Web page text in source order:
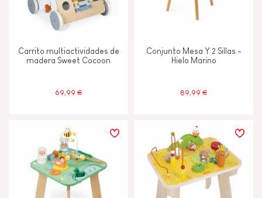
Carrito multiactividades de
madera Sweet Cocoon
69,99 €
Conjunto Mesa Y 2 Sillas -
Hielo Marino
89,99 €